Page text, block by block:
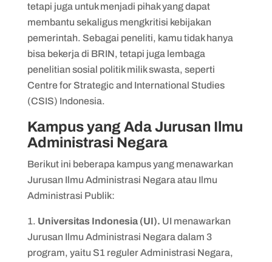
tetapi juga untuk menjadi pihak yang dapat
membantu sekaligus mengkritisi kebijakan
pemerintah. Sebagai peneliti, kamu tidak hanya
bisa bekerja di BRIN, tetapi juga lembaga
penelitian sosial politik milik swasta, seperti
Centre for Strategic and International Studies
(CSIS) Indonesia.
Kampus yang Ada Jurusan Ilmu
Administrasi Negara
Berikut ini beberapa kampus yang menawarkan
Jurusan Ilmu Administrasi Negara atau Ilmu
Administrasi Publik:
Universitas Indonesia (UI). UI menawarkan
Jurusan Ilmu Administrasi Negara dalam 3
program, yaitu S1 reguler Administrasi Negara,